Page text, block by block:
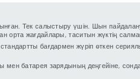
Тек салыстыру үшін. Шын
орта жағдайлары, таситын жүктің
бағдармен жүріп өткен
мен батарея зарядының деңгейіне,